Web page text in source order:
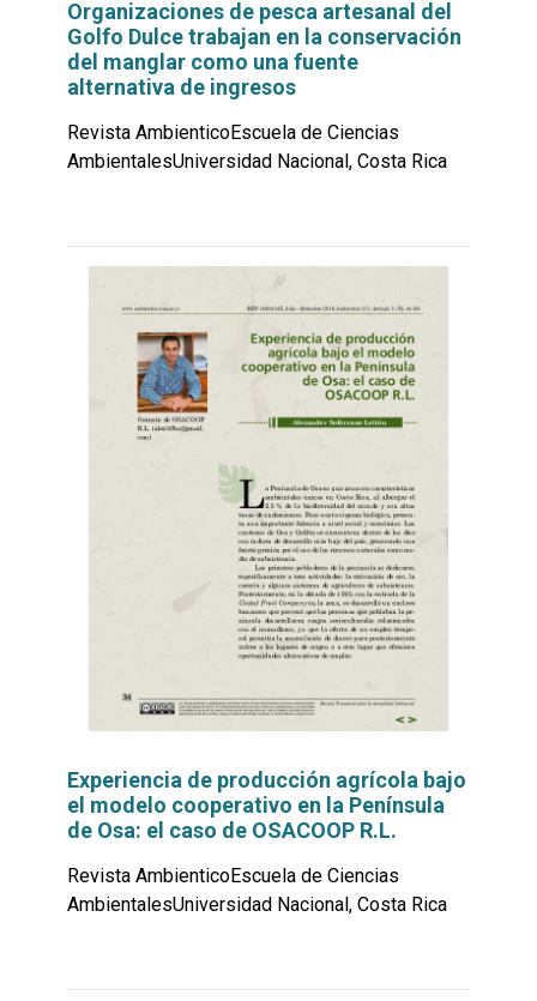
Organizaciones de pesca artesanal del
Golfo Dulce trabajan en la conservación
del manglar como una fuente
alternativa de ingresos
Revista AmbienticoEscuela de Ciencias
AmbientalesUniversidad Nacional, Costa Rica
Experiencia de producción agrícola bajo
el modelo cooperativo en la Península
de Osa: el caso de OSACOOP R.L.
Revista AmbienticoEscuela de Ciencias
AmbientalesUniversidad Nacional, Costa Rica